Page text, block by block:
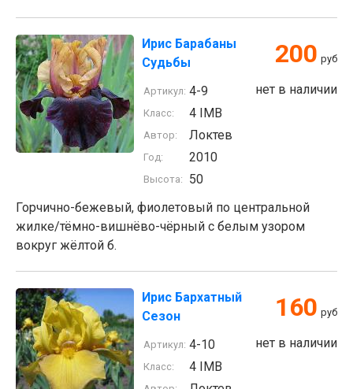
Ирис Барабаны
Судьбы
200 руб
нет в наличии
Артикул: 4-9
Класс: 4 IMB
Автор: Локтев
Год: 2010
Высота:
50
Горчично-бежевый, фиолетовый по центральной
жилке/тёмно-вишнёво-чёрный с белым узором
вокруг жёлтой б.
Ирис Бархатный
Сезон
160 руб
нет в наличии
Артикул: 4-10
Класс: 4 IMB